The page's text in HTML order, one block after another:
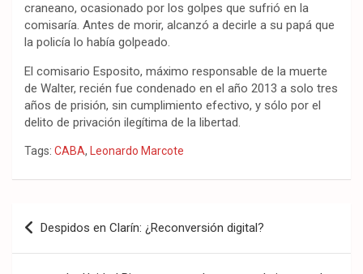
craneano, ocasionado por los golpes que sufrió en la
comisaría. Antes de morir, alcanzó a decirle a su papá que
la policía lo había golpeado.
El comisario Esposito, máximo responsable de la muerte
de Walter, recién fue condenado en el año 2013 a solo tres
años de prisión, sin cumplimiento efectivo, y sólo por el
delito de privación ilegítima de la libertad.
Tags: CABA, Leonardo Marcote
Navegación
de
entradas
Despidos en Clarín: ¿Reconversión digital?